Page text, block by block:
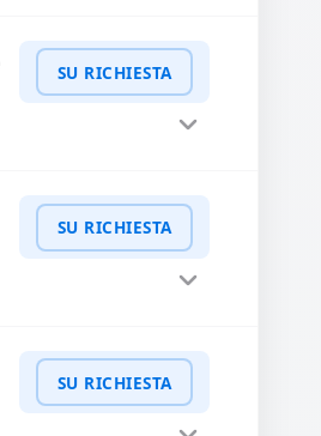
SU RICHIESTA
SU RICHIESTA
SU RICHIESTA